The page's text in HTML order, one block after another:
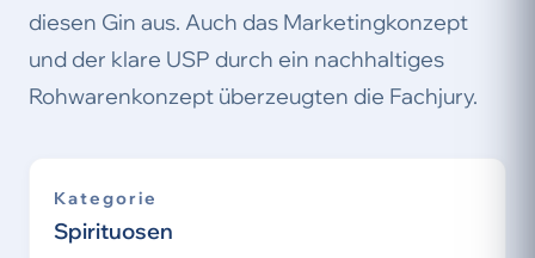
diesen Gin aus. Auch das Marketingkonzept
und der klare USP durch ein nachhaltiges
Rohwarenkonzept überzeugten die Fachjury.
Kategorie
Spirituosen